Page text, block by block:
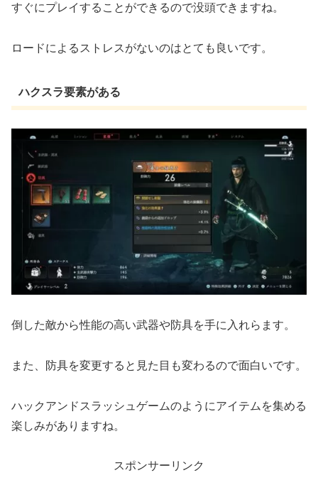
すぐにプレイすることができるので没頭できますね。
ロードによるストレスがないのはとても良いです。
ハクスラ要素がある
倒した敵から性能の高い武器や防具を手に入れらます。
また、防具を変更すると見た目も変わるので面白いです。
ハックアンドスラッシュゲームのようにアイテムを集める
楽しみがありますね。
スポンサーリンク